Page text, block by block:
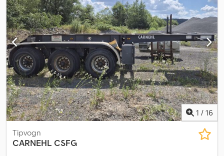
1 / 16
Tipvogn
CARNEHL CSFG